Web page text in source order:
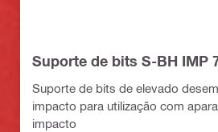
Suporte de bits S-BH IMP
Suporte de bits de elevado
impacto para utilização com
impacto